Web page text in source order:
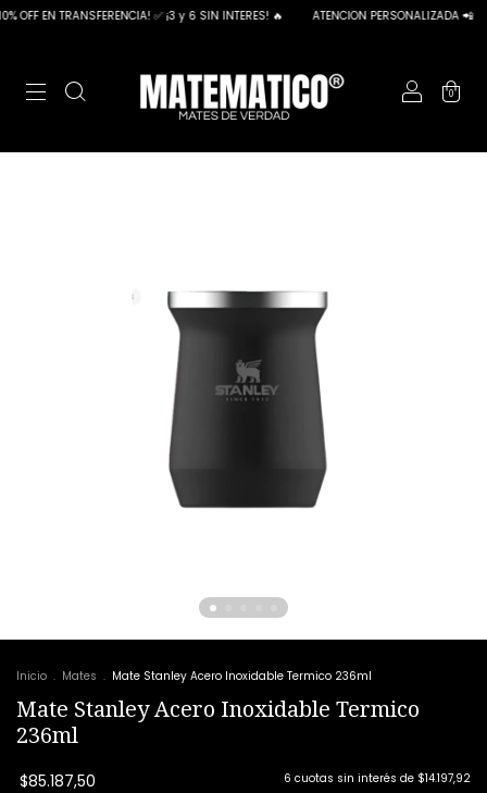
OFF EN TRANSFERENCIA! ✅ ¡3 y 6 SIN INTERES! 🔥 ATENCION PERSONALIZADA 📲
0
Inicio . Mates . Mate Stanley Acero Inoxidable Termico 236ml
Mate Stanley Acero Inoxidable Termico
236ml
$85.187,50 6 cuotas sin interés de $14.197,92